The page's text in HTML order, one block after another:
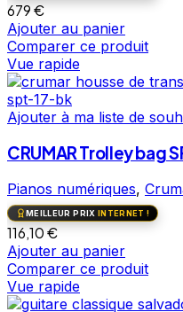
679€
Ajouter au panier
Comparer ce produit
Vue rapide
Ajouter à ma liste de
CRUMAR Trolley bag
Pianos numériques,
MEILLEUR PRIX INTERNET !
116,10€
Ajouter au panier
Comparer ce produit
Vue rapide